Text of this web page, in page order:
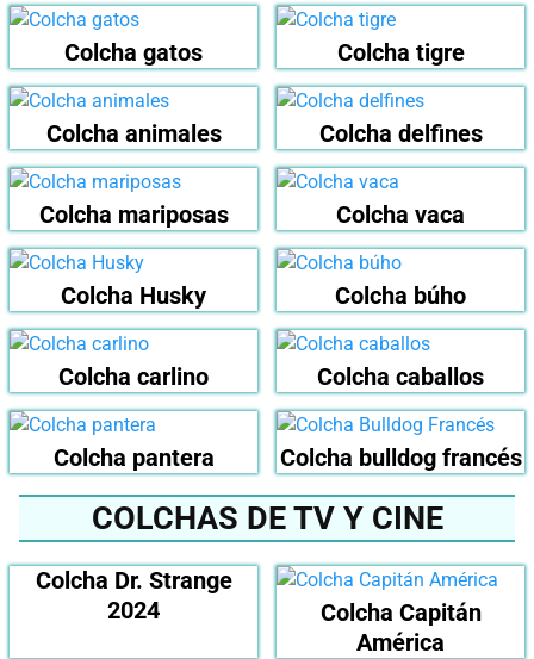
Colcha gatos Colcha tigre
Colcha animales Colcha delfines
Colcha mariposas Colcha vaca
Colcha Husky Colcha búho
Colcha carlino Colcha caballos
Colcha pantera Colcha bulldog francés
COLCHAS DE TV Y CINE
Colcha Dr. Strange
2024
Colcha Capitán
América